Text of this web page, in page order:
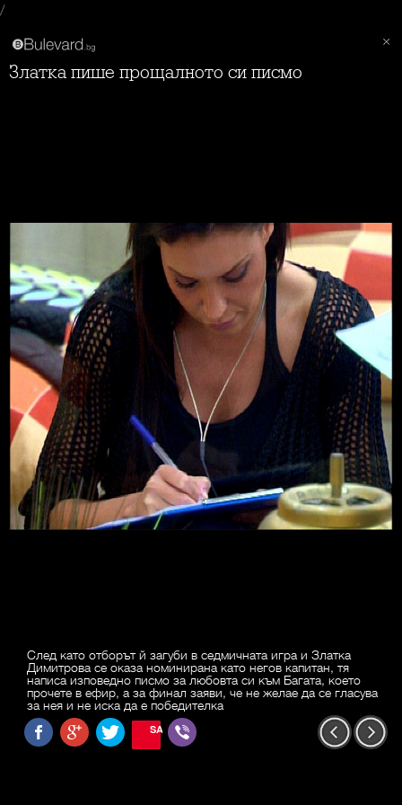
/
Златка пише прощалното си писмо
След като отборът й загуби в седмичната игра и Златка
Димитрова се оказа номинирана като негов капитан, тя
написа изповедно писмо за любовта си към Багата, което
прочете в ефир, а за финал заяви, че не желае да се гласува
за нея и не иска да е победителка
SAVE